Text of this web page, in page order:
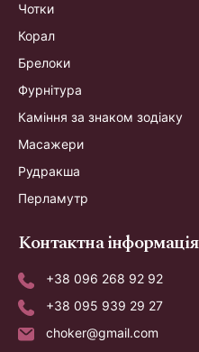
Чотки
Корал
Брелоки
Фурнітура
Каміння за знаком зодіаку
Масажери
Рудракша
Перламутр
Контактна інформація
+38 096 268 92 92
+38 095 939 29 27
choker@gmail.com